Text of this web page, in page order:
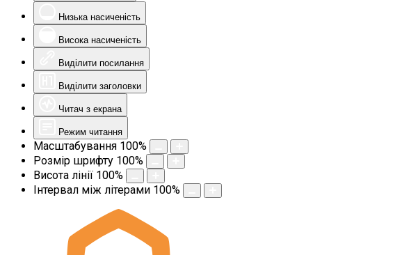
Низька насиченість
Висока насиченість
Виділити посилання
Виділити заголовки
Читач з екрана
Режим читання
Масштабування 100%
Розмір шрифту 100%
Висота лінії 100%
Інтервал між літерами 100%